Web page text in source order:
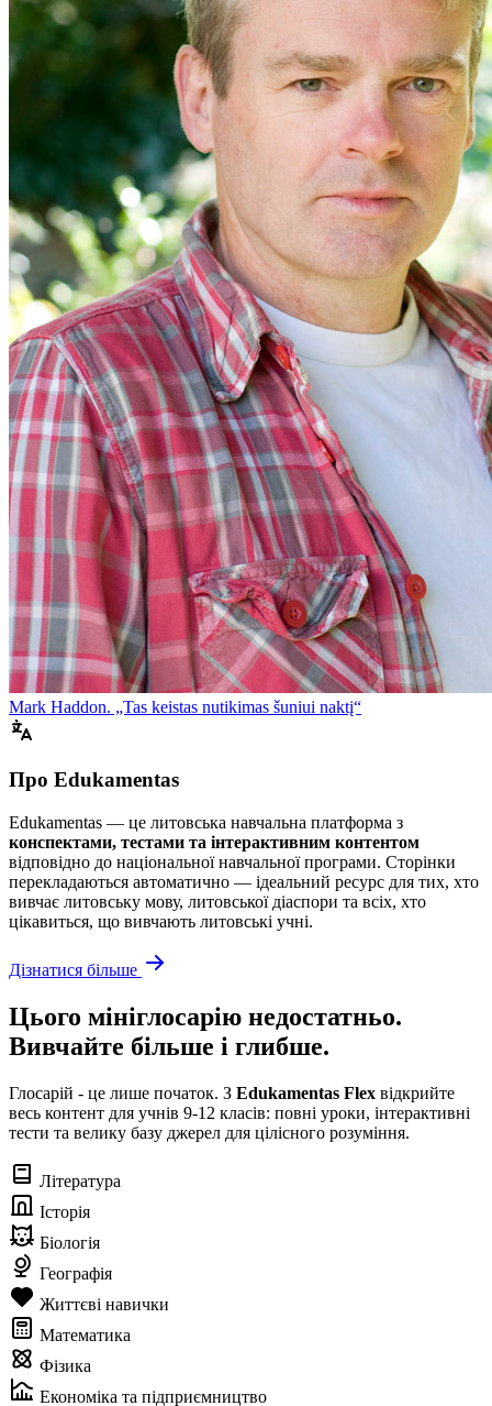
Mark Haddon. „Tas keistas nutikimas šuniui naktį“
Про Edukamentas
Edukamentas — це литовська навчальна платформа з
конспектами, тестами та інтерактивним контентом
відповідно до національної навчальної програми. Сторінки
перекладаються автоматично — ідеальний ресурс для тих, хто
вивчає литовську мову, литовської діаспори та всіх, хто
цікавиться, що вивчають литовські учні.
Дізнатися більше
Цього мініглосарію недостатньо.
Вивчайте більше і глибше.
Глосарій - це лише початок. З Edukamentas Flex відкрийте
весь контент для учнів 9-12 класів: повні уроки, інтерактивні
тести та велику базу джерел для цілісного розуміння.
Література
Історія
Біологія
Географія
Життєві навички
Математика
Фізика
Економіка та підприємництво